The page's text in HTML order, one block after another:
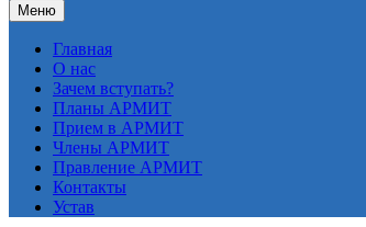
Меню
Главная
О нас
Зачем вступать?
Планы АРМИТ
Прием в АРМИТ
Члены АРМИТ
Правление АРМИТ
Контакты
Устав